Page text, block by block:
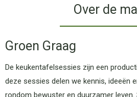
Over de
Groen Graag
De keukentafelsessies zijn een
deze sessies delen we kennis, ideeën
rondom bewuster en duurzamer